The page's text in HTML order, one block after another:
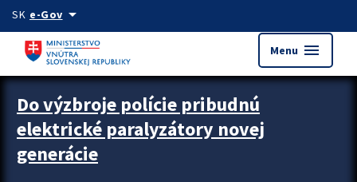
Preskocit na hlavný obsah
SK e-Govarrow_drop_down
Menu menu
Zastavit automatický posun upútavok
Do výzbroje polície pribudnú
elektrické paralyzátory novej
generácie